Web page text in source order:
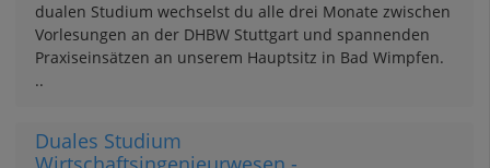
dualen Studium wechselst du alle drei Monate zwischen
Vorlesungen an der DHBW Stuttgart und spannenden
Praxiseinsätzen an unserem Hauptsitz in Bad Wimpfen.
..
Duales Studium